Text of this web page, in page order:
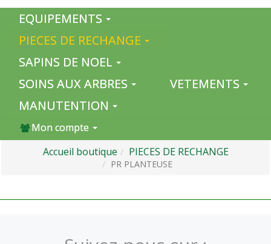
EQUIPEMENTS
PIECES DE RECHANGE
SAPINS DE NOEL
SOINS AUX ARBRES
VETEMENTS
MANUTENTION
Mon compte
Accueil boutique
PIECES DE RECHANGE
PR PLANTEUSE